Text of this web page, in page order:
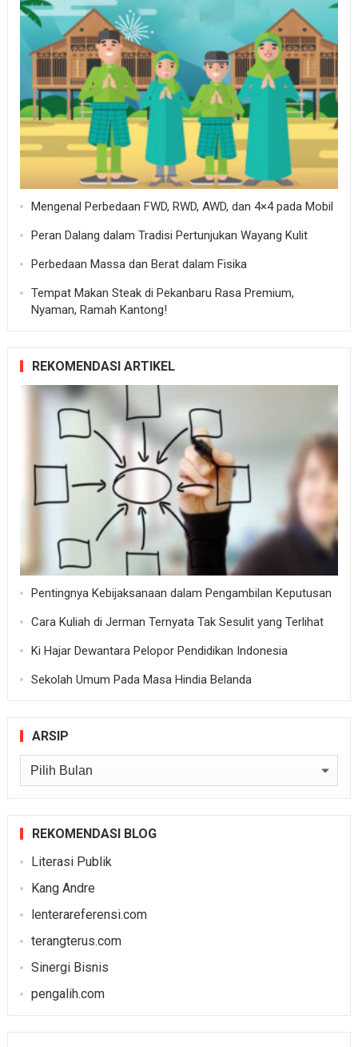
Mengenal Perbedaan FWD, RWD, AWD, dan 4×4 pada Mobil
Peran Dalang dalam Tradisi Pertunjukan Wayang Kulit
Perbedaan Massa dan Berat dalam Fisika
Tempat Makan Steak di Pekanbaru Rasa Premium,
Nyaman, Ramah Kantong!
REKOMENDASI ARTIKEL
Pentingnya Kebijaksanaan dalam Pengambilan Keputusan
Cara Kuliah di Jerman Ternyata Tak Sesulit yang Terlihat
Ki Hajar Dewantara Pelopor Pendidikan Indonesia
Sekolah Umum Pada Masa Hindia Belanda
ARSIP
Arsip
REKOMENDASI BLOG
Literasi Publik
Kang Andre
lenterareferensi.com
terangterus.com
Sinergi Bisnis
pengalih.com